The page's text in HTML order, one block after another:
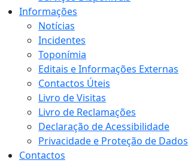
Informações
Notícias
Incidentes
Toponímia
Editais e Informações Externas
Contactos Úteis
Livro de Visitas
Livro de Reclamações
Declaração de Acessibilidade
Privacidade e Proteção de Dados
Contactos